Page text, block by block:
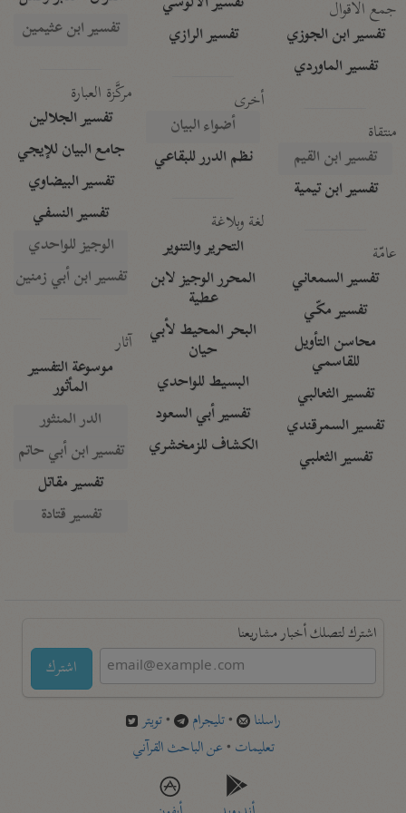
جمع الأقوال
تفسير ابن الجوزي
تفسير الماوردي
منتقاة
تفسير ابن القيم
تفسير ابن تيمية
عامّة
تفسير السمعاني
تفسير مكّي
محاسن التأويل
للقاسمي
تفسير الثعالبي
تفسير السمرقندي
تفسير الثعلبي
تفسير الرازي
أخرى
أضواء البيان
نظم الدرر للبقاعي
لغة وبلاغة
التحرير والتنوير
المحرر الوجيز لابن
عطية
البحر المحيط لأبي
حيان
البسيط للواحدي
تفسير أبي السعود
الكشاف للزمخشري
تفسير ابن عثيمين
مركَّزة العبارة
تفسير الجلالين
جامع البيان للإيجي
تفسير البيضاوي
تفسير النسفي
الوجيز للواحدي
تفسير ابن أبي زمنين
آثار
موسوعة التفسير
المأثور
الدر المنثور
تفسير ابن أبي حاتم
تفسير مقاتل
تفسير قتادة
اشترك لتصلك أخبار مشاريعنا
اشترك
راسلنا •تليجرام •تويتر
تعليمات •عن الباحث القرآني